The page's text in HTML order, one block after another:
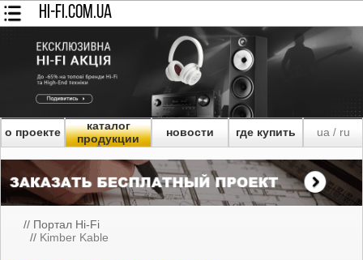
HI-FI.COM.UA
о проекте
каталог
продукции
новости где купить ua/ ru
// Портал Hi-Fi
// Kimber Kable